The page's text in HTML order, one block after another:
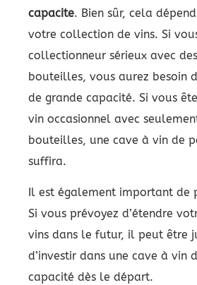
capacite. Bien sûr, cela
votre collection de vins. Si
collectionneur sérieux avec
bouteilles, vous aurez besoin
de grande capacité. Si vous
vin occasionnel avec
bouteilles, une cave à vin de
suffira.
Il est également important de
Si vous prévoyez d’étendre
vins dans le futur, il peut être
d’investir dans une cave à vin
capacité dès le départ.